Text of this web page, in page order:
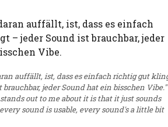
auffällt, ist, dass es einfach richtig gut
brauchbar, jeder Sound hat ein bisschen Vibe."
out to me about it is that it just sounds
sound is usable, every sound's a little bit